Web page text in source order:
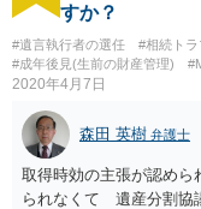
すか？
#遺言執行者の選任 #相続ト
#成年後見(生前の財産管理)
2020年4月7日
森田 英樹 弁護士
取得時効の主張が認めら
られなくて 遺産分割協